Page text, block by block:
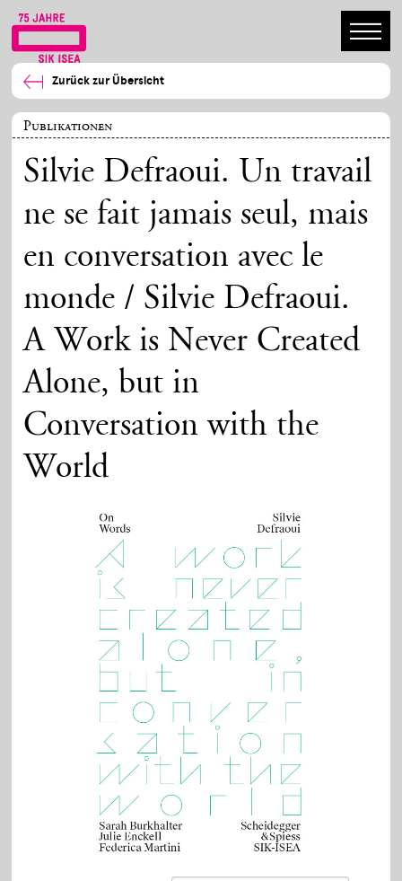
Zurück zur Übersicht
Publikationen
Silvie Defraoui. Un travail
ne se fait jamais seul, mais
en conversation avec le
monde / Silvie Defraoui.
A Work is Never Created
Alone, but in
Conversation with the
World